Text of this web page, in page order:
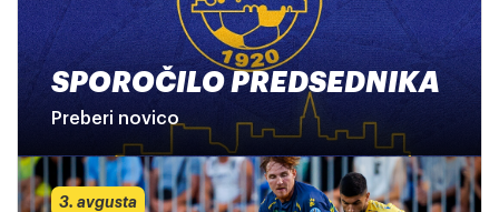
SPOROČILO PREDSEDNIKA
Preberi novico
3. avgusta